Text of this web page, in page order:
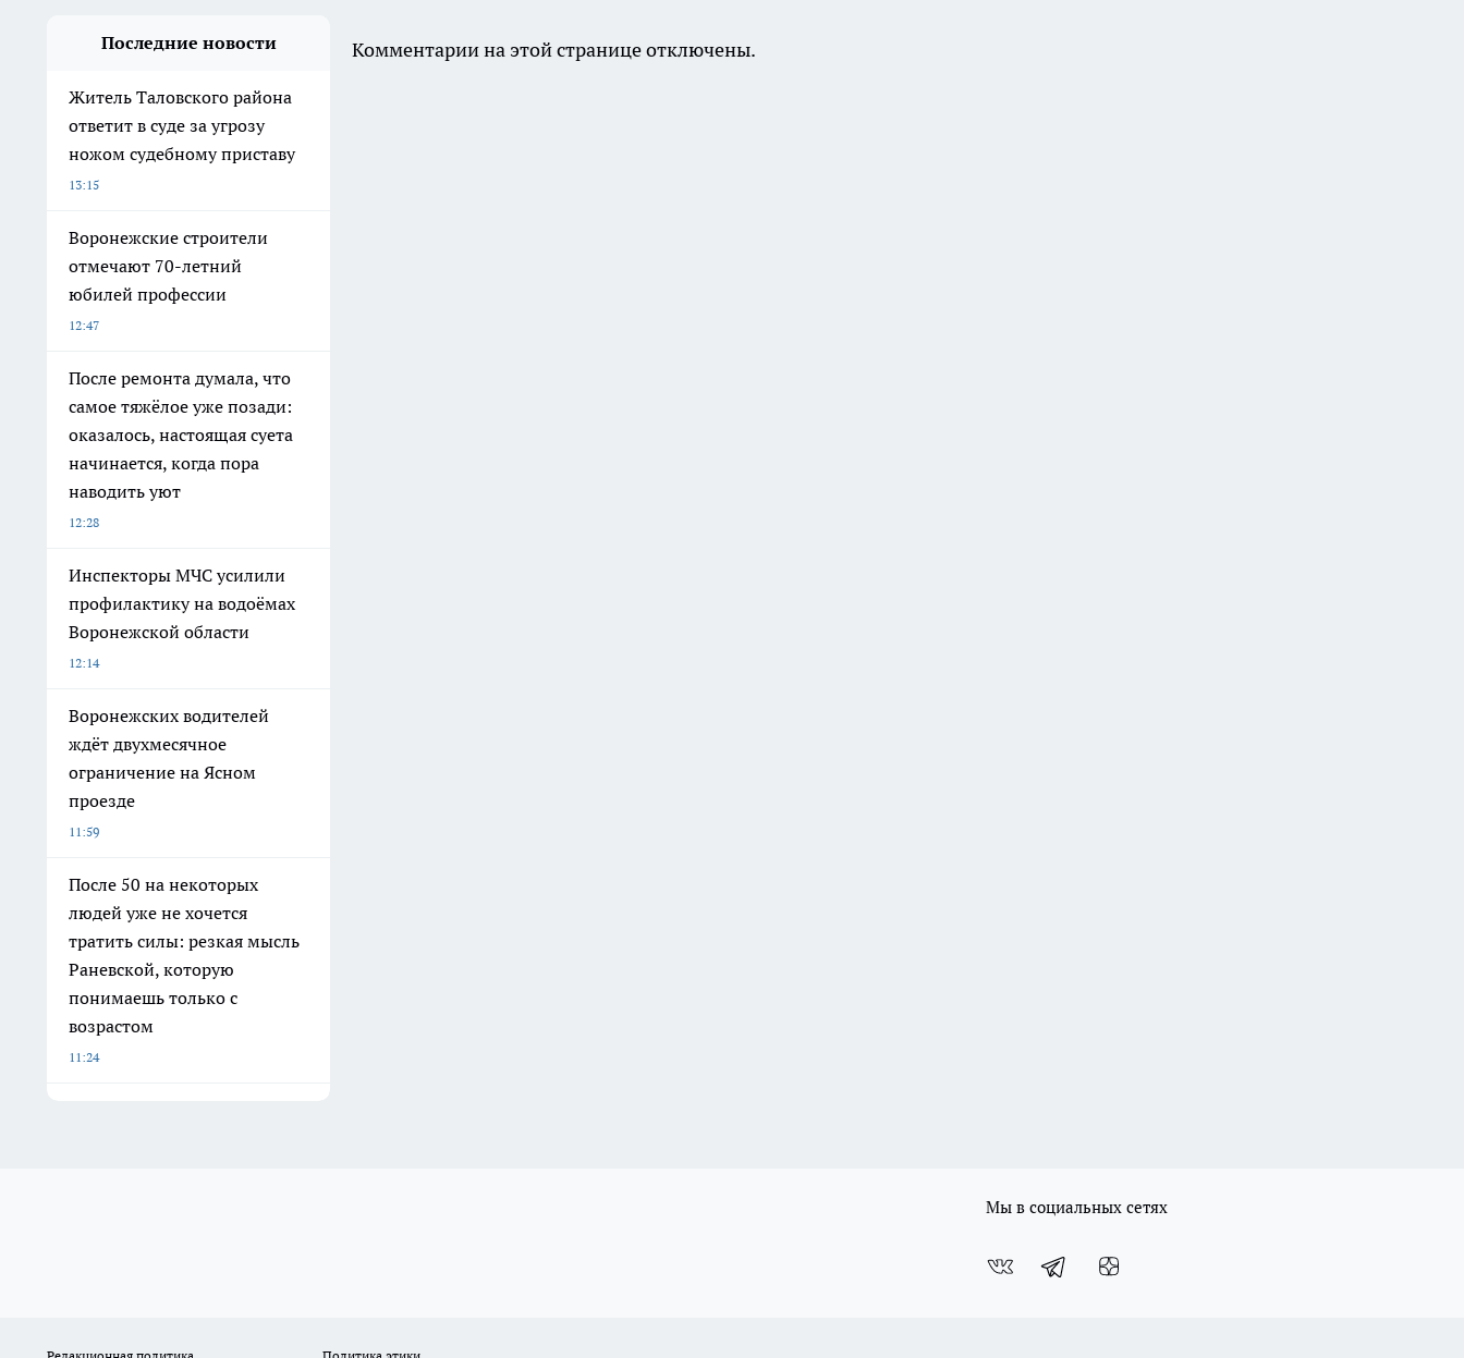
Последние новости
Житель Таловского района
ответит в суде за угрозу
ножом судебному приставу
13:15
Воронежские строители
отмечают 70-летний
юбилей профессии
12:47
После ремонта думала, что
самое тяжёлое уже позади:
оказалось, настоящая суета
начинается, когда пора
наводить уют
12:28
Инспекторы МЧС усилили
профилактику на водоёмах
Воронежской области
12:14
Воронежских водителей
ждёт двухмесячное
ограничение на Ясном
проезде
11:59
После 50 на некоторых
людей уже не хочется
тратить силы: резкая мысль
Раневской, которую
понимаешь только с
возрастом
11:24
Комментарии на этой странице отключены.
Мы в социальных сетях